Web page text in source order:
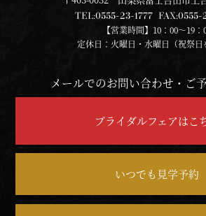
TEL:0555-23-1777 FAX:0555-
【営業時間】10：00～19：
定休日：火曜日・水曜日（祝祭日
メールでのお問い合わせ・ご
ブライダルフェアはこ
いつでも見学予約